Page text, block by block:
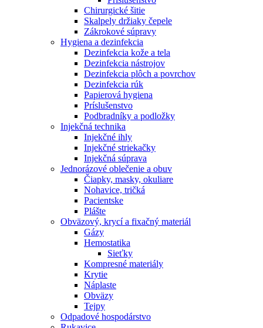
Chirurgické šitie
Skalpely držiaky čepele
Zákrokové súpravy
Hygiena a dezinfekcia
Dezinfekcia kože a tela
Dezinfekcia nástrojov
Dezinfekcia plôch a povrchov
Dezinfekcia rúk
Papierová hygiena
Príslušenstvo
Podbradníky a podložky
Injekčná technika
Injekčné ihly
Injekčné striekačky
Injekčná súprava
Jednorázové oblečenie a obuv
Čiapky, masky, okuliare
Nohavice, tričká
Pacientske
Plášte
Obväzový, krycí a fixačný materiál
Gázy
Hemostatika
Sieťky
Kompresné materiály
Krytie
Náplaste
Obväzy
Tejpy
Odpadové hospodárstvo